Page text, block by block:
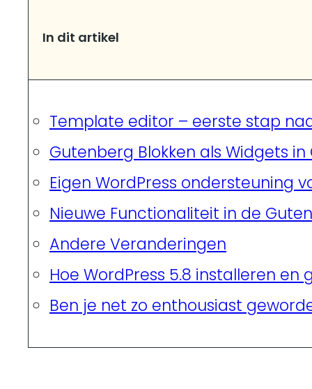
In dit artikel
Template editor – eerste stap
Gutenberg Blokken als Widgets
Eigen WordPress ondersteuning
Nieuwe Functionaliteit in de
Andere Veranderingen
Hoe WordPress 5.8 installeren
Ben je net zo enthousiast